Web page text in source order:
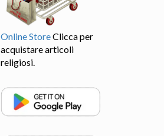
Online StoreClicca per
acquistare articoli
religiosi.